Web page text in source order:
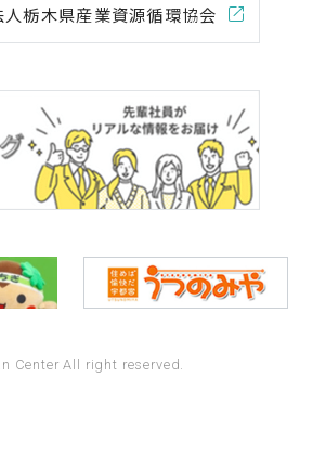
人栃木県産業資源循環協会
Center All right reserved.